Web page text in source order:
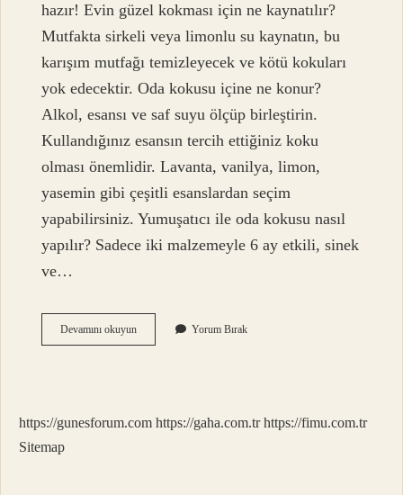
hazır! Evin güzel kokması için ne kaynatılır?
Mutfakta sirkeli veya limonlu su kaynatın, bu
karışım mutfağı temizleyecek ve kötü kokuları
yok edecektir. Oda kokusu içine ne konur?
Alkol, esansı ve saf suyu ölçüp birleştirin.
Kullandığınız esansın tercih ettiğiniz koku
olması önemlidir. Lavanta, vanilya, limon,
yasemin gibi çeşitli esanslardan seçim
yapabilirsiniz. Yumuşatıcı ile oda kokusu nasıl
yapılır? Sadece iki malzemeyle 6 ay etkili, sinek
ve…
Devamını okuyunDogal
Ev
Yorum Bırak
https://gunesforum.com https://gaha.com.tr https://fimu.com.tr
Sitemap